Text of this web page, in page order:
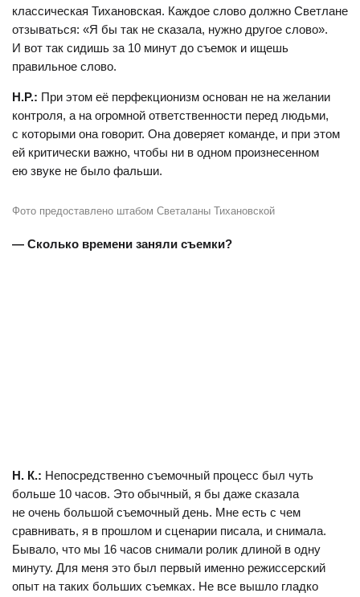
классическая Тихановская. Каждое слово должно Светлане
отзываться: «Я бы так не сказала, нужно другое слово».
И вот так сидишь за 10 минут до съемок и ищешь
правильное слово.
Н.Р.: При этом её перфекционизм основан не на желании
контроля, а на огромной ответственности перед людьми,
с которыми она говорит. Она доверяет команде, и при этом
ей критически важно, чтобы ни в одном произнесенном
ею звуке не было фальши.
Фото предоставлено штабом Светаланы Тихановской
— Сколько времени заняли съемки?
Н. К.: Непосредственно съемочный процесс был чуть
больше 10 часов. Это обычный, я бы даже сказала
не очень большой съемочный день. Мне есть с чем
сравнивать, я в прошлом и сценарии писала, и снимала.
Бывало, что мы 16 часов снимали ролик длиной в одну
минуту. Для меня это был первый именно режиссерский
опыт на таких больших съемках. Не все вышло гладко